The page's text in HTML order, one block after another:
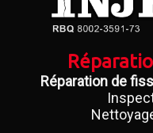
Réparation de